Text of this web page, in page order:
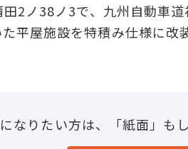
2ノ38ノ3で、九州自動車
平屋施設を特積み仕様に
なりたい方は、「紙面」も